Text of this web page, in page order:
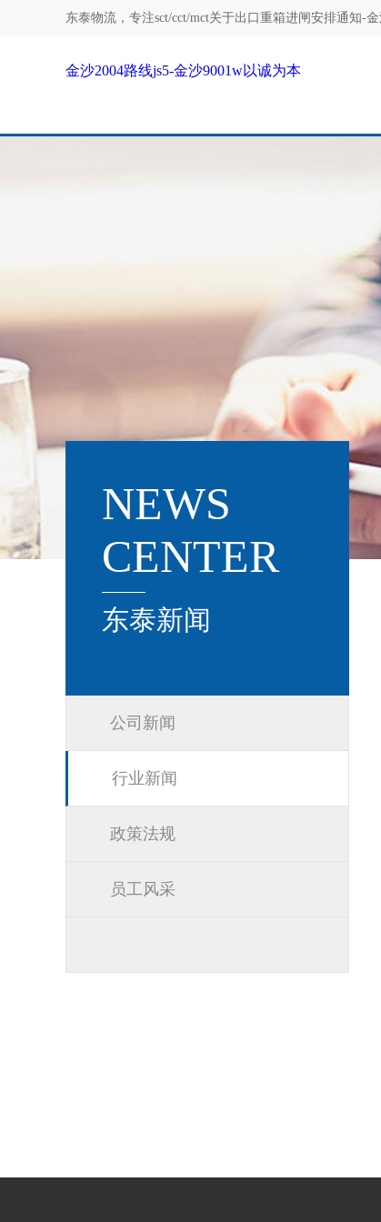
东泰物流，专注sct/cct/mct关于出口重箱进闸安排通知-
金沙2004路线js5-金沙9001w以诚为本
NEWS
CENTER
东泰新闻
公司新闻
行业新闻
政策法规
员工风采